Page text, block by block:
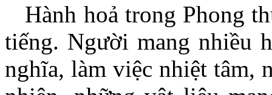
Hành hoả trong Phong
tiếng. Người mang nhiều
nghĩa, làm việc nhiệt tâm,